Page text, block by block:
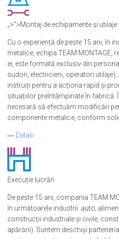
„>”>Montaj de echipamente și
Cu o experiență de peste 15 ani, în
metalice, echipa TEAM MONTAGE,
ei, este formată exclusiv din
sudori, electricieni, operatori
instruiți pentru a acționa rapid și
situațiilor preîntâmpinate în fabrică.
necesară să efectuăm modificări
componente metalice, conform
― Detalii
Execuție lucrări
De peste 15 ani, compania TEAM
în următoarele industrii: auto,
construcții industriale și civile,
apărării). Suntem deschiși